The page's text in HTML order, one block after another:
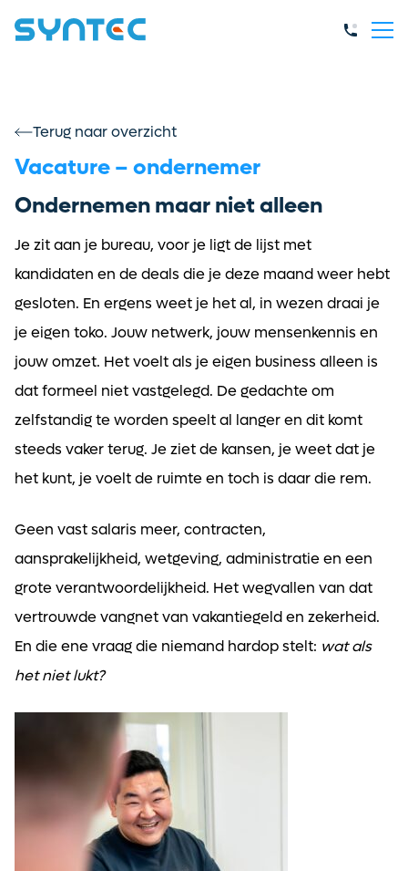
Terug naar overzicht
Vacature – ondernemer
Ondernemen maar niet alleen
Je zit aan je bureau, voor je ligt de lijst met
kandidaten en de deals die je deze maand weer hebt
gesloten. En ergens weet je het al, in wezen draai je
je eigen toko. Jouw netwerk, jouw mensenkennis en
jouw omzet. Het voelt als je eigen business alleen is
dat formeel niet vastgelegd. De gedachte om
zelfstandig te worden speelt al langer en dit komt
steeds vaker terug. Je ziet de kansen, je weet dat je
het kunt, je voelt de ruimte en toch is daar die rem.
Geen vast salaris meer, contracten,
aansprakelijkheid, wetgeving, administratie en een
grote verantwoordelijkheid. Het wegvallen van dat
vertrouwde vangnet van vakantiegeld en zekerheid.
En die ene vraag die niemand hardop stelt: wat als
het niet lukt?